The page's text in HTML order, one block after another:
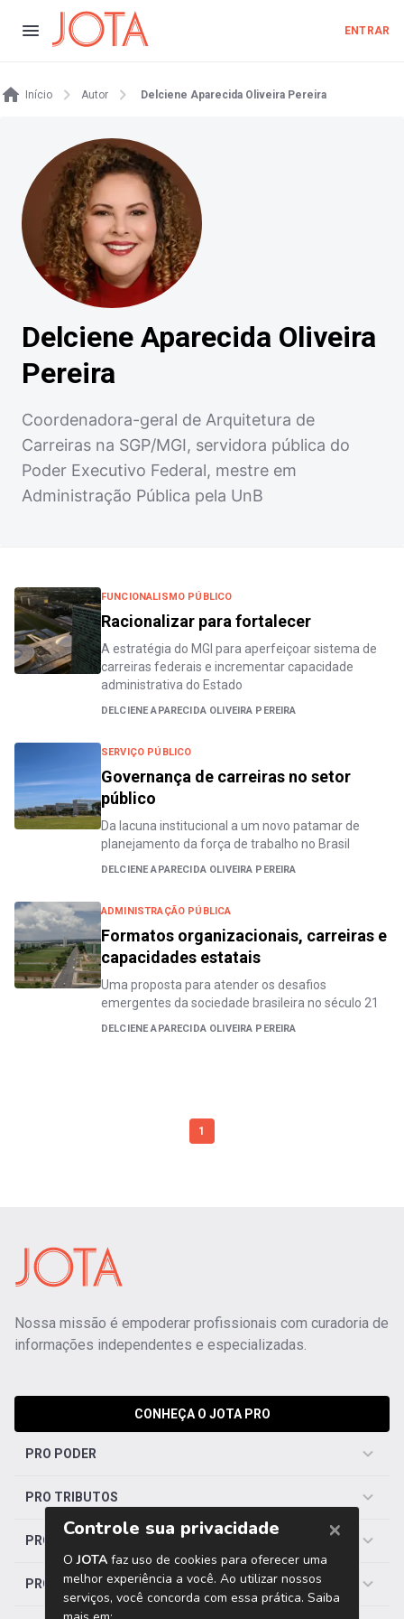
ENTRAR
Início Autor Delciene Aparecida Oliveira Pereira
Delciene Aparecida Oliveira
Pereira
Coordenadora-geral de Arquitetura de
Carreiras na SGP/MGI, servidora pública do
Poder Executivo Federal, mestre em
Administração Pública pela UnB
FUNCIONALISMO PÚBLICO
Racionalizar para fortalecer
A estratégia do MGI para aperfeiçoar sistema de
carreiras federais e incrementar capacidade
administrativa do Estado
DELCIENE APARECIDA OLIVEIRA PEREIRA
SERVIÇO PÚBLICO
Governança de carreiras no setor
público
Da lacuna institucional a um novo patamar de
planejamento da força de trabalho no Brasil
DELCIENE APARECIDA OLIVEIRA PEREIRA
ADMINISTRAÇÃO PÚBLICA
Formatos organizacionais, carreiras e
capacidades estatais
Uma proposta para atender os desafios
emergentes da sociedade brasileira no século 21
DELCIENE APARECIDA OLIVEIRA PEREIRA
1
Nossa missão é empoderar profissionais com curadoria de
informações independentes e especializadas.
CONHEÇA O JOTA PRO
PRO PODER
PRO TRIBUTOS
PRO TRABALHISTA
PRO SAÚDE